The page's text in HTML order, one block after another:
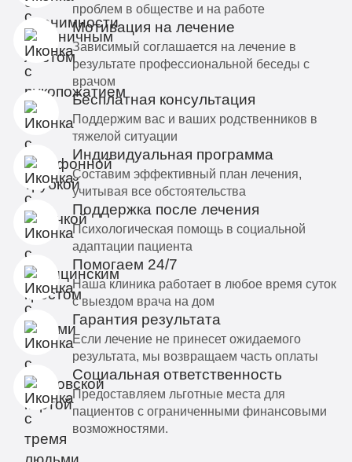
проблем в обществе и на работе
Мотивация на лечение
Зависимый соглашается на лечение в
результате профессиональной беседы с
врачом
Бесплатная консультация
Поддержим вас и ваших родственников в
тяжелой ситуации
Индивидуальная программа
Составим эффективный план лечения,
учитывая все обстоятельства
Поддержка после лечения
Психологическая помощь в социальной
адаптации пациента
Помогаем 24/7
Наша клиника работает в любое время суток
с выездом врача на дом
Гарантия результата
Если лечение не принесет ожидаемого
результата, мы возвращаем часть оплаты
Социальная ответственность
Предоставляем льготные места для
пациентов с ограниченными финансовыми
возможностями.